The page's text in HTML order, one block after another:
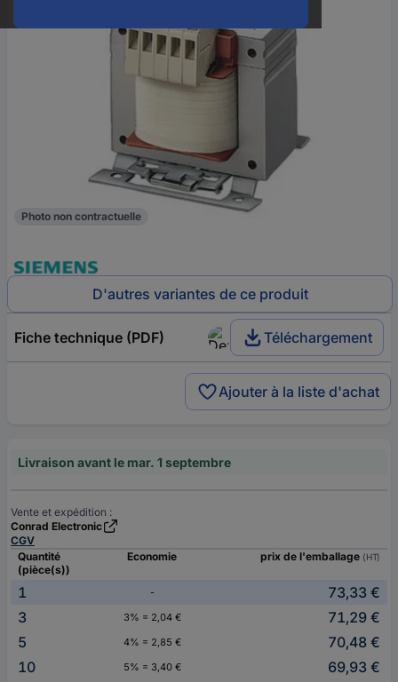
Photo non contractuelle
D'autres variantes de ce produit
Fiche technique (PDF) Téléchargement
Ajouter à la liste d'achat
Livraison avant le mar. 1 septembre
Vente et expédition :
Conrad Electronic
CGV
Quantité
(pièce(s))
Economie prix de l'emballage (HT)
1 -
73,33 €
3
3% = 2,04 €
71,29 €
5
4% = 2,85 €
70,48 €
10
5% = 3,40 €
69,93 €